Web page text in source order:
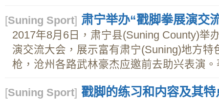
[Suning Sport] 肃宁举办“戳脚拳展演交
2017年8月6日，肃宁县(Suning County)举
演交流大会，展示富有肃宁(Suning)地方特
枪，沧州各路武林豪杰应邀前去助兴表演
[Suning Sport] 戳脚的练习和内容及其特